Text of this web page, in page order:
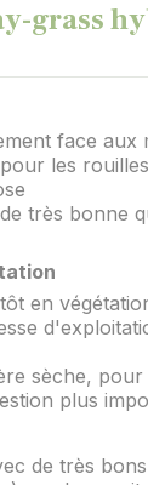
grass
face aux
les
très bonne
en
sèche,
plus
de très